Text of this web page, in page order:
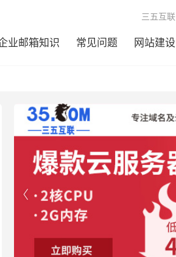
业邮箱知识 常见问题 网站建设
三五互联
